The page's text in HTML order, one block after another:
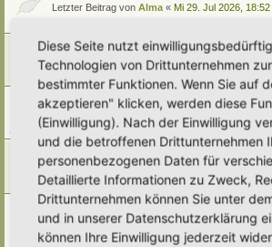
Letzter Beitrag von Alma « Mi 29. Jul 2026, 18:52
Zitterpappel
Letzter Beitrag vontree12«So 19. Jul 2026, 11:00
Antworten:
Problemfall Felsenbirnen (heimisch
Letzter Beitrag von tree12
Fr 3. Jul 2026, 18:23
Antworten:5
Letzter Beitrag vonAnn1981«Mi 18. Mär 2026,
Antworten: 24
Hilfe, wie kann ich diesen Efeu wieder
Letzter Beitrag vonAlma«Mo 23. Feb 2026,
Antworten:10
Diese Seite nutzt
Technologien von Drittunternehmen
bestimmter Funktionen. Wenn Sie auf
akzeptieren" klicken, werden diese
(Einwilligung). Nach der Einwilligung
und die betroffenen Drittunternehmen
personenbezogenen Daten für
Detaillierte Informationen zu Zweck,
Drittunternehmen können Sie unter
und in unserer Datenschutzerklärung
können Ihre Einwilligung jederzeit